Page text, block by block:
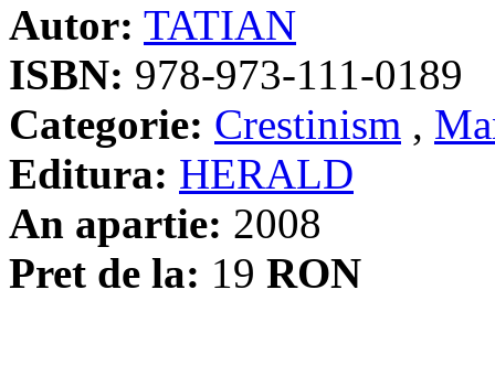
Autor: TATIAN
ISBN: 978-973-111-0189
Categorie: Crestinism ,
Editura: HERALD
An apartie: 2008
Pret de la: 19 RON